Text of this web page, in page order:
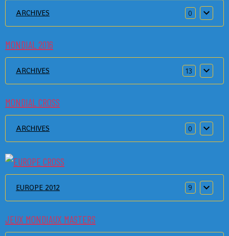
ARCHIVES 0
MONDIAL 2016
ARCHIVES 13
MONDIAL CROSS
ARCHIVES 0
EUROPE 2012 9
JEUX MONDIAUX MASTERS